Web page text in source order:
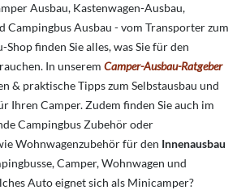
Ausbau, Kastenwagen-Ausbau,
Campingbus Ausbau - vom Transporter zum
finden Sie alles, was Sie für den
In unserem Camper-Ausbau-Ratgeber
& praktische Tipps zum Selbstausbau und
Ihren Camper. Zudem finden Sie auch im
Campingbus Zubehör oder
Wohnwagenzubehör für den Innenausbau
Camper, Wohnwagen und
Auto eignet sich als Minicamper?